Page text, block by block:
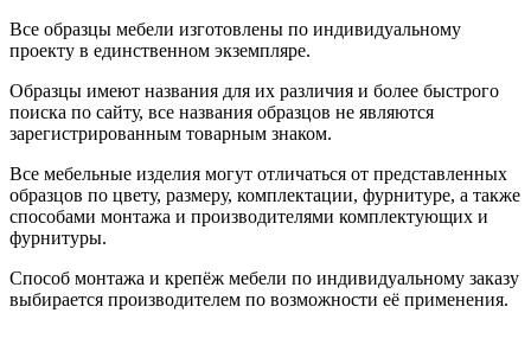
Все образцы мебели изготовлены по индивидуальному
проекту в единственном экземпляре.
Образцы имеют названия для их различия и более быстрого
поиска по сайту, все названия образцов не являются
зарегистрированным товарным знаком.
Все мебельные изделия могут отличаться от представленных
образцов по цвету, размеру, комплектации, фурнитуре, а также
способами монтажа и производителями комплектующих и
фурнитуры.
Способ монтажа и крепёж мебели по индивидуальному заказу
выбирается производителем по возможности её применения.